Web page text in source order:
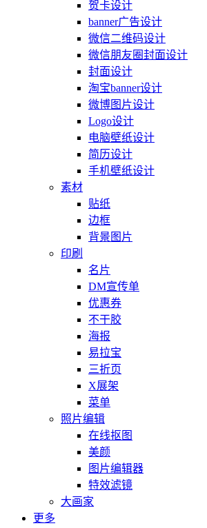
贺卡设计
banner广告设计
微信二维码设计
微信朋友圈封面设计
封面设计
淘宝banner设计
微博图片设计
Logo设计
电脑壁纸设计
简历设计
手机壁纸设计
素材
贴纸
边框
背景图片
印刷
名片
DM宣传单
优惠券
不干胶
海报
易拉宝
三折页
X展架
菜单
照片编辑
在线抠图
美颜
图片编辑器
特效滤镜
大画家
更多